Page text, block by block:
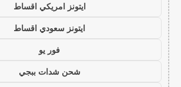
ايتونز امريكي اقساط
ايتونز سعودي اقساط
فور يو
شحن شدات ببجي